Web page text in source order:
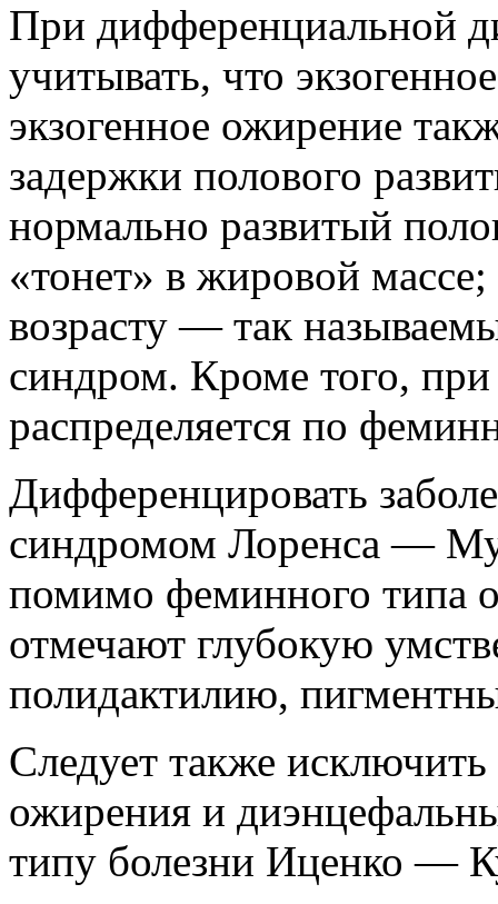
При дифференциальной
учитывать, что
экзогенное ожирение
задержки полового
нормально развитый
«тонет» в жировой
возрасту — так
синдром. Кроме того,
распределяется по
Дифференцировать
синдромом Лоренса —
помимо феминного типа
отмечают глубокую
полидактилию,
Следует также
ожирения и
типу болезни Иценко —